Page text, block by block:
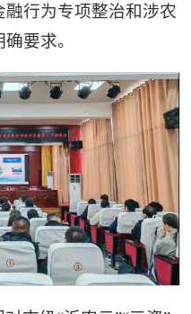
行为专项整治和涉农
要求。